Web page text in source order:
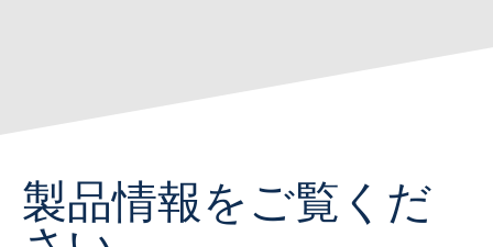
製品情報をご覧くだ